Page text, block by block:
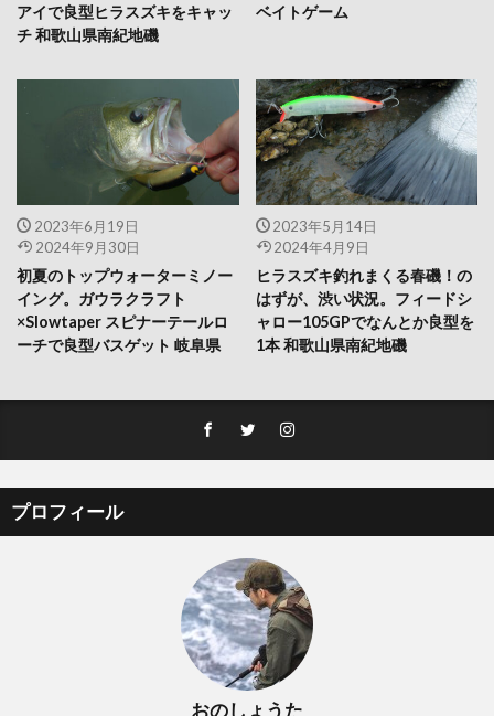
アイで良型ヒラスズキをキャッ
チ 和歌山県南紀地磯
ベイトゲーム
2023年6月19日
2024年9月30日
初夏のトップウォーターミノー
イング。ガウラクラフト
×Slowtaper スピナーテールロ
ーチで良型バスゲット 岐阜県
2023年5月14日
2024年4月9日
ヒラスズキ釣れまくる春磯！の
はずが、渋い状況。フィードシ
ャロー105GPでなんとか良型を
1本 和歌山県南紀地磯
プロフィール
おのしょうた